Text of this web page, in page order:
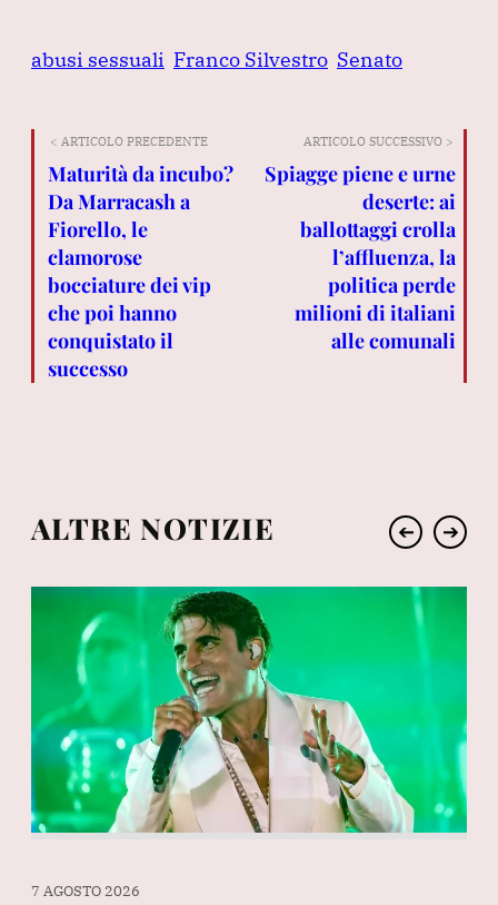
abusi sessuali Franco Silvestro Senato
< ARTICOLO PRECEDENTE
Maturità da incubo?
Da Marracash a
Fiorello, le
clamorose
bocciature dei vip
che poi hanno
conquistato il
successo
ARTICOLO SUCCESSIVO >
Spiagge piene e urne
deserte: ai
ballottaggi crolla
l’affluenza, la
politica perde
milioni di italiani
alle comunali
ALTRE NOTIZIE ➔ ➔
7 AGOSTO 2026